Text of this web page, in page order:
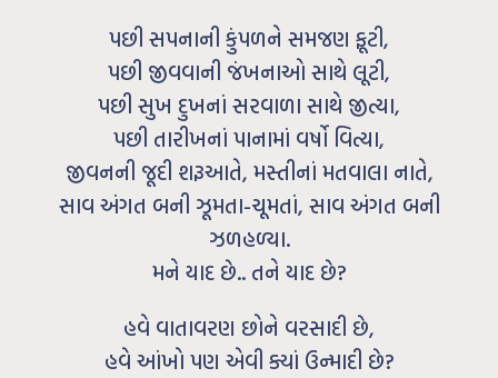
પછી સપનાની કુંપળને સમજણ ફૂટી,
પછી જીવવાની જંખનાઓ સાથે લૂટી,
પછી સુખ દુખનાં સરવાળા સાથે જીત્યા,
પછી તારીખનાં પાનામાં વર્ષો વિત્યા,
જીવનની જૂદી શરૂઆતે, મસ્તીનાં મતવાલા નાતે,
સાવ અંગત બની ઝૂમતા-ચૂમતાં, સાવ અંગત બની
ઝળહળ્યા.
મને યાદ છે.. તને યાદ છે?
હવે વાતાવરણ છોને વરસાદી છે,
હવે આંખો પણ એવી ક્યાં ઉન્માદી છે?